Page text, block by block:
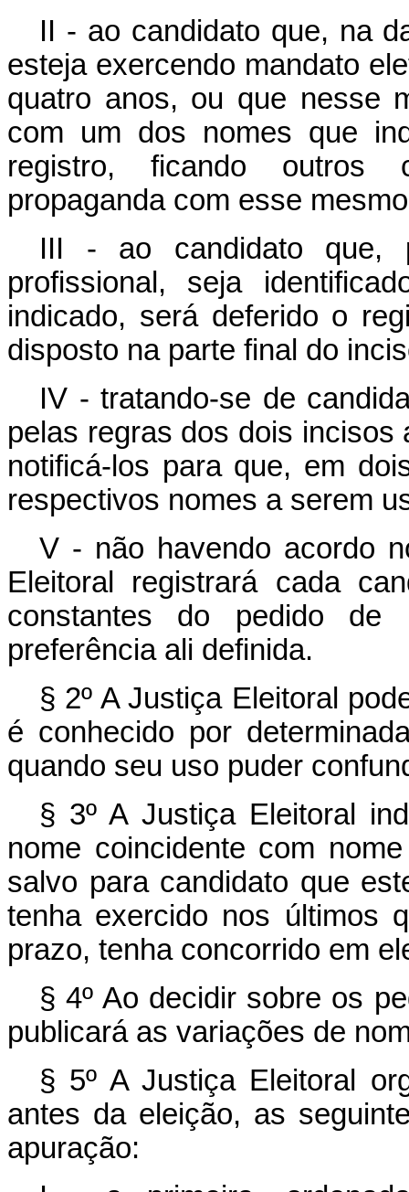
II - ao candidato que, na
esteja exercendo mandato
quatro anos, ou que nesse
com um dos nomes que
registro, ficando outros
propaganda com esse
III - ao candidato que,
profissional, seja
indicado, será deferido o
disposto na parte final do
IV - tratando-se de
pelas regras dos dois
notificá-los para que, em
respectivos nomes a serem
V - não havendo acordo
Eleitoral registrará cada
constantes do pedido de
preferência ali definida.
§ 2º A Justiça Eleitoral
é conhecido por
quando seu uso puder
§ 3º A Justiça Eleitoral
nome coincidente com
salvo para candidato que
tenha exercido nos últimos
prazo, tenha concorrido em
§ 4º Ao decidir sobre os
publicará as variações de
§ 5º A Justiça Eleitoral
antes da eleição, as
apuração: